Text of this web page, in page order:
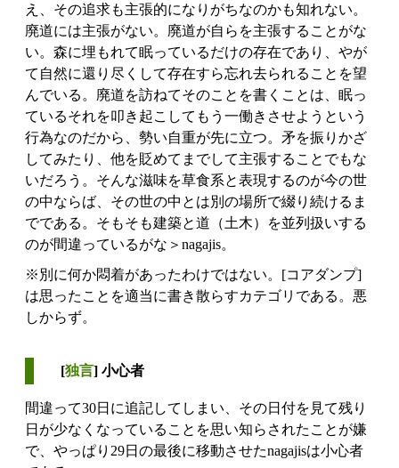
え、その追求も主張的になりがちなのかも知れない。
廃道には主張がない。廃道が自らを主張することがな
い。森に埋もれて眠っているだけの存在であり、やが
て自然に還り尽くして存在すら忘れ去られることを望
んでいる。廃道を訪ねてそのことを書くことは、眠っ
ているそれを叩き起こしてもう一働きさせようという
行為なのだから、勢い自重が先に立つ。矛を振りかざ
してみたり、他を貶めてまでして主張することでもな
いだろう。そんな滋味を草食系と表現するのが今の世
の中ならば、その世の中とは別の場所で綴り続けるま
でである。そもそも建築と道（土木）を並列扱いする
のが間違っているがな＞nagajis。
※別に何か悶着があったわけではない。[コアダンプ]
は思ったことを適当に書き散らすカテゴリである。悪
しからず。
[独言] 小心者
間違って30日に追記してしまい、その日付を見て残り
日が少なくなっていることを思い知らされたことが嫌
で、やっぱり29日の最後に移動させたnagajisは小心者